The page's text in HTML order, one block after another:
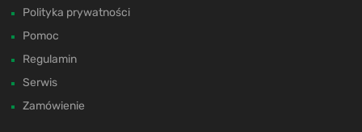
Polityka prywatności
Pomoc
Regulamin
Serwis
Zamówienie